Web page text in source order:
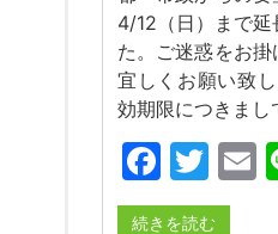
4/12（日）まで
た。ご迷惑をお
宜しくお願い致
効期限につきま
続きを読む